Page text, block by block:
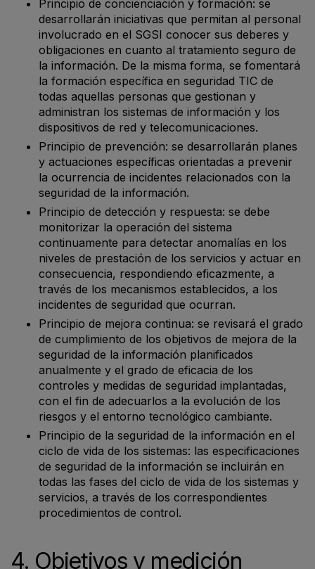
Principio de concienciación y formación: se
desarrollarán iniciativas que permitan al personal
involucrado en el SGSI conocer sus deberes y
obligaciones en cuanto al tratamiento seguro de
la información. De la misma forma, se fomentará
la formación específica en seguridad TIC de
todas aquellas personas que gestionan y
administran los sistemas de información y los
dispositivos de red y telecomunicaciones.
Principio de prevención: se desarrollarán planes
y actuaciones específicas orientadas a prevenir
la ocurrencia de incidentes relacionados con la
seguridad de la información.
Principio de detección y respuesta: se debe
monitorizar la operación del sistema
continuamente para detectar anomalías en los
niveles de prestación de los servicios y actuar en
consecuencia, respondiendo eficazmente, a
través de los mecanismos establecidos, a los
incidentes de seguridad que ocurran.
Principio de mejora continua: se revisará el grado
de cumplimiento de los objetivos de mejora de la
seguridad de la información planificados
anualmente y el grado de eficacia de los
controles y medidas de seguridad implantadas,
con el fin de adecuarlos a la evolución de los
riesgos y el entorno tecnológico cambiante.
Principio de la seguridad de la información en el
ciclo de vida de los sistemas: las especificaciones
de seguridad de la información se incluirán en
todas las fases del ciclo de vida de los sistemas y
servicios, a través de los correspondientes
procedimientos de control.
4. Objetivos y medición